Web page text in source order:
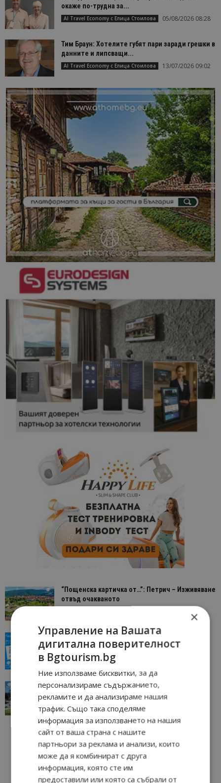
окаже по-трудна за...
AI Travel Economy с Елица Стоилова 05/08/2026 08:28
Тим Браун: Хотелите губят пари заради грешки в
данните и липсващи...
AI Travel Economy с Елица Стоилова 13/07/2026 09:02
“Пощенска картичка от…”: Петрич – Изживяване
отвъд очакваното
“Пощенска картичка от…”: Пловдив, градът на
всички времена
Пловдив 23/06/2026 10:00
“Пощенска картичка от…”: Перник – град на
традициите, културата и вдъхновяващите...
Перник 17/06/2026 09:01
×
Управление на Вашата
дигитална поверителност
в Bgtourism.bg
Ние използваме бисквитки, за да
персонализираме съдържанието,
рекламите и да анализираме нашия
трафик. Също така споделяме
информация за използването на нашия
сайт от ваша страна с нашите
партньори за реклама и анализи, които
може да я комбинират с друга
информация, която сте им
предоставили или която са събрали от